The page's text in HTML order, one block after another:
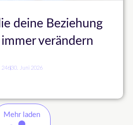
deine Beziehung
verändern
246 30. Juni 2026
Mehr laden